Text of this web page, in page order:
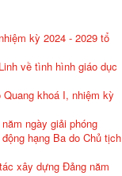
kỳ 2024 - 2029 tổ
về tình hình giáo dục
khoá I, nhiệm kỳ
ngày giải phóng
hạng Ba do Chủ tịch
xây dựng Đảng năm